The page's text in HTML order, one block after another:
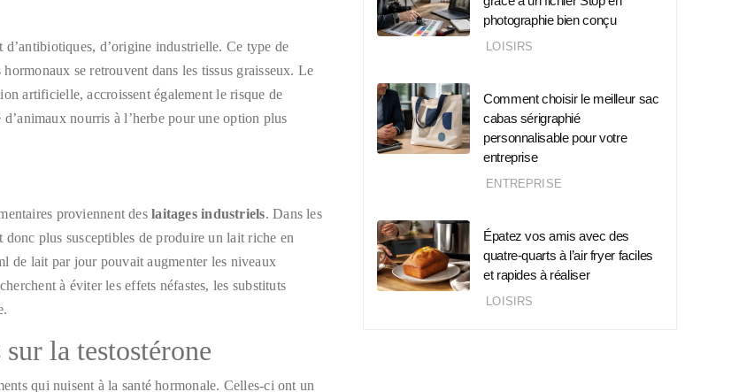
d’antibiotiques, d’origine industrielle. Ce type de
se retrouvent dans les tissus graisseux. Le
artificielle, accroissent également le risque de
nourris à l’herbe pour une option plus
proviennent deslaitages industriels. Dans les
donc plus susceptibles de produire un lait riche en
de lait par jour pouvait augmenter les niveaux
à éviter les effets néfastes, les substituts
la testostérone
qui nuisent à la santé hormonale. Celles-ci ont un
photographie bien conçu
LOISIRS
Comment choisir le meilleur sac
cabas sérigraphié
personnalisable pour votre
entreprise
ENTREPRISE
Épatez vos amis avec des
quatre-quarts à l’air fryer faciles
et rapides à réaliser
LOISIRS